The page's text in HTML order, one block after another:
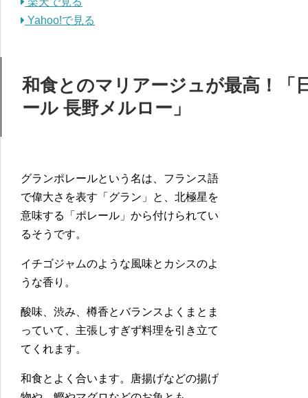
Yahoo!で見る
和食とのマリアージュが最高！「
ール 長野メルロー」
グランポレールという名は、フランス語
で偉大さを表す「グラン」と、北極星を
意味する「ポレール」から付けられてい
るそうです。
イチゴジャムのような風味とカシスのよ
うな香り。
酸味、渋み、樽香とバランスよくまとま
っていて、主張しすぎず料理を引き立て
てくれます。
和食とよく合います。唐揚げなどの揚げ